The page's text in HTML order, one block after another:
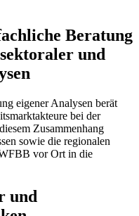
Beratung
und
eigener Analysen berät
bei der
Zusammenhang
sowie die regionalen
vor Ort in die
und